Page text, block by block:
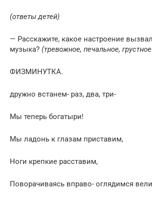
(ответы детей)
— Расскажите, какое настроение
музыка? (тревожное, печальное,
ФИЗМИНУТКА.
дружно встанем- раз, два, три-
Мы теперь богатыри!
Мы ладонь к глазам приставим,
Ноги крепкие расставим,
Поворачиваясь вправо- оглядимся